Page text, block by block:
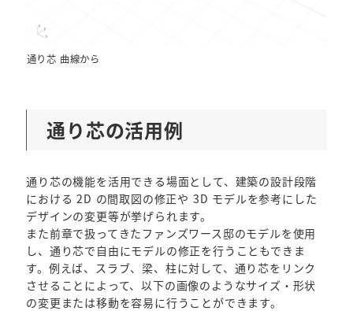
通り芯 曲線から
通り芯の活用例
通り芯の機能を活用できる場面として、建築の設計段階
における 2D の間取図の修正や 3D モデルを参考にした
デザインの変更等が挙げられます。
また前章で扱ってきたファンズワース邸のモデルを使用
し、通り芯で自由にモデルの修正を行うこともできま
す。例えば、スラブ、梁、柱に対して、通り芯をリンク
させることによって、以下の画像のようなサイズ・形状
の変更または移動を容易に行うことができます。